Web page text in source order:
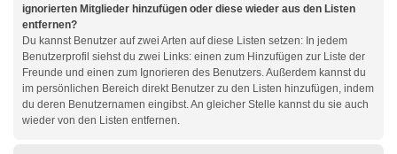
ignorierten Mitglieder hinzufügen oder diese wieder aus den Listen
entfernen?
Du kannst Benutzer auf zwei Arten auf diese Listen setzen: In jedem
Benutzerprofil siehst du zwei Links: einen zum Hinzufügen zur Liste der
Freunde und einen zum Ignorieren des Benutzers. Außerdem kannst du
im persönlichen Bereich direkt Benutzer zu den Listen hinzufügen, indem
du deren Benutzernamen eingibst. An gleicher Stelle kannst du sie auch
wieder von den Listen entfernen.